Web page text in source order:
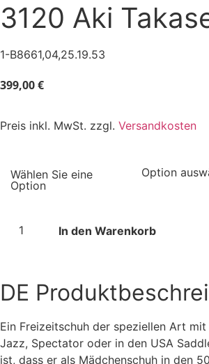
3120 Aki
1-B8661,04,25.19.53
399,00€
Preis inkl. MwSt. zzgl. Versandkosten
In den Warenkorb
DE
Ein Freizeitschuh der speziellen Art mit
Jazz, Spectator oder in den USA
ist, dass er als Mädchenschuh in den